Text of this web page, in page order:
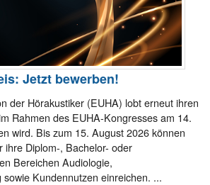
Jetzt bewerben!
der Hörakustiker (EUHA) lobt erneut ihren
Rahmen des EUHA-Kongresses am 14.
wird. Bis zum 15. August 2026 können
ihre Diplom-, Bachelor- oder
Bereichen Audiologie,
Kundennutzen einreichen. ...